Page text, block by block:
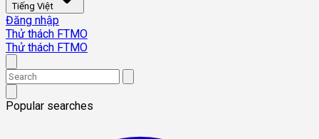
Tiếng Việt
Đăng nhập
Thử thách FTMO
Thử thách FTMO
Popular searches